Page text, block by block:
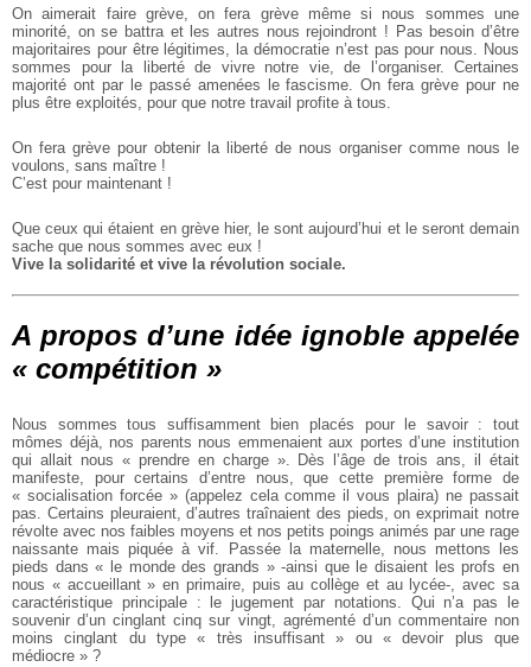
On aimerait faire grève, on fera grève même si nous sommes une
minorité, on se battra et les autres nous rejoindront ! Pas besoin d’être
majoritaires pour être légitimes, la démocratie n’est pas pour nous. Nous
sommes pour la liberté de vivre notre vie, de l’organiser. Certaines
majorité ont par le passé amenées le fascisme.
On fera grève pour ne
plus être exploités, pour que notre travail profite à tous.
On fera grève pour obtenir la liberté de nous organiser comme nous le
voulons, sans maître !
C’est pour maintenant !
Que ceux qui étaient en grève hier, le sont aujourd’hui et le seront demain
sache que nous sommes avec eux !
Vive la solidarité et vive la révolution sociale.
A propos d’une idée ignoble appelée
« compétition »
Nous sommes tous suffisamment bien placés pour le savoir : tout
mômes déjà, nos parents nous emmenaient aux portes d’une institution
qui allait nous « prendre en charge ». Dès l’âge de trois ans, il était
manifeste, pour certains d’entre nous, que cette première forme de
« socialisation forcée » (appelez cela comme il vous plaira) ne passait
pas. Certains pleuraient, d’autres traînaient des pieds, on exprimait notre
révolte avec nos faibles moyens et nos petits poings animés par une rage
naissante mais piquée à vif. Passée la maternelle, nous mettons les
pieds dans « le monde des grands » -ainsi que le disaient les profs en
nous « accueillant » en primaire, puis au collège et au lycée-, avec sa
caractéristique principale : le jugement par notations. Qui n’a pas le
souvenir d’un cinglant cinq sur vingt, agrémenté d’un commentaire non
moins cinglant du type « très insuffisant » ou « devoir plus que
médiocre » ?